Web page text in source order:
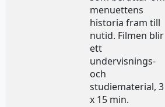
menuettens
historia fram till
nutid. Filmen blir
ett
undervisnings-
och
studiematerial, 3
x 15 min.